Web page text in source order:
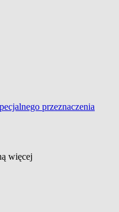
przeznaczenia
więcej